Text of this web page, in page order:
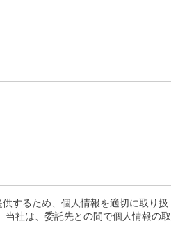
するため、個人情報を適切に取り扱
社は、委託先との間で個人情報の取